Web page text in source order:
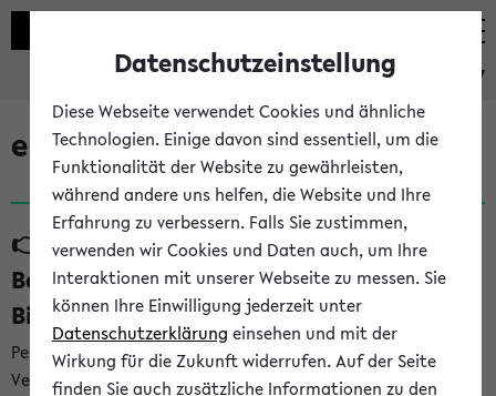
eKVV
eKVV News
👉 Neue Angebote zur
Berufsorientierung an der Universität
Bielefeld (31.07.26)
Per E-Mail eingestellt von career@uni-bielefeld.de an den
Verteiler 'Alle Studierenden':
Datenschutzeinstellung
Diese Webseite verwendet Cookies und ähnliche
Technologien. Einige davon sind essentiell, um die
Funktionalität der Website zu gewährleisten,
während andere uns helfen, die Website und Ihre
Erfahrung zu verbessern. Falls Sie zustimmen,
verwenden wir Cookies und Daten auch, um Ihre
Interaktionen mit unserer Webseite zu messen. Sie
können Ihre Einwilligung jederzeit unter
Datenschutzerklärung einsehen und mit der
Wirkung für die Zukunft widerrufen. Auf der Seite
finden Sie auch zusätzliche Informationen zu den